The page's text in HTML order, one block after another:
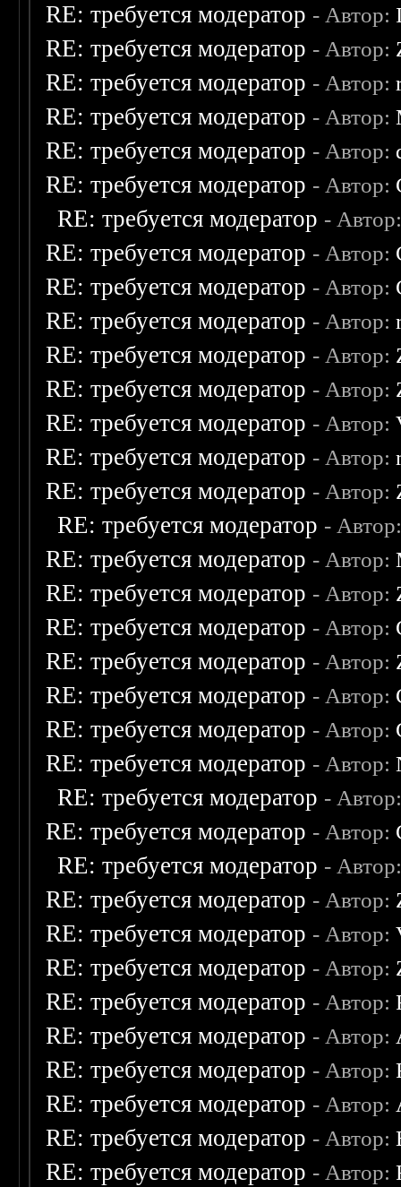
RE: требуется модератор - Автор:
RE: требуется модератор - Автор:
RE: требуется модератор - Автор:
RE: требуется модератор - Автор:
RE: требуется модератор - Автор:
RE: требуется модератор - Автор:
RE: требуется модератор -
RE: требуется модератор - Автор:
RE: требуется модератор - Автор:
RE: требуется модератор - Автор:
RE: требуется модератор - Автор:
RE: требуется модератор - Автор:
RE: требуется модератор - Автор:
RE: требуется модератор - Автор:
RE: требуется модератор - Автор:
RE: требуется модератор -
RE: требуется модератор - Автор:
RE: требуется модератор - Автор:
RE: требуется модератор - Автор:
RE: требуется модератор - Автор:
RE: требуется модератор - Автор:
RE: требуется модератор - Автор:
RE: требуется модератор - Автор:
RE: требуется модератор -
RE: требуется модератор - Автор:
RE: требуется модератор -
RE: требуется модератор - Автор:
RE: требуется модератор - Автор:
RE: требуется модератор - Автор:
RE: требуется модератор - Автор:
RE: требуется модератор - Автор:
RE: требуется модератор - Автор:
RE: требуется модератор - Автор:
RE: требуется модератор - Автор:
RE: требуется модератор - Автор: